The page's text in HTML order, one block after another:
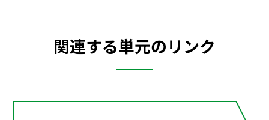
関連する単元のリンク